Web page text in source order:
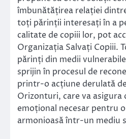
îmbunătățirea relației
toți părinții interesați în a
calitate de copiii lor, pot
Organizația Salvați Copiii.
părinți din medii
sprijin în procesul de
printr-o acțiune derulată
Orizonturi, care va asigura
emoțional necesar pentru
armonioasă într-un mediu